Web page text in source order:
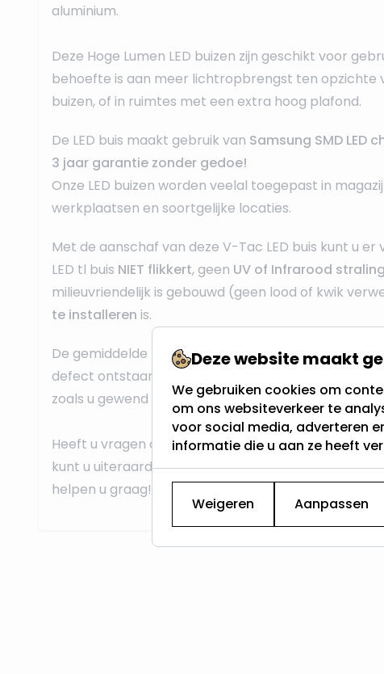
aluminium.
Deze Hoge Lumen LED buizen zijn geschikt voor
behoefte is aan meer lichtropbrengst ten opzichte
buizen, of in ruimtes met een extra hoog plafond.
De LED buis maakt gebruik van Samsung SMD LED
3 jaar garantie zonder gedoe!
Onze LED buizen worden veelal toegepast in
werkplaatsen en soortgelijke locaties.
Met de aanschaf van deze V-Tac LED buis kunt u er
LED tl buis NIET flikkert, geen UV of Infrarood straling
milieuvriendelijk is gebouwd (geen lood of kwik
te installeren is.
De gemiddelde levensduur is 30.000 uur. Mocht er
defect ontstaan dan kan de led buis gemakkelijk
zoals u gewend bent van standaard led armatuur.
Heeft u vragen over de toepassingen of installatie
kunt u uiteraard altijd contact opnemen met onze
helpen u graag!
Deze website maakt
We gebruiken cookies om
om ons websiteverkeer te
voor social media, adverteren
informatie die u aan ze heeft
Weigeren Aanpassen